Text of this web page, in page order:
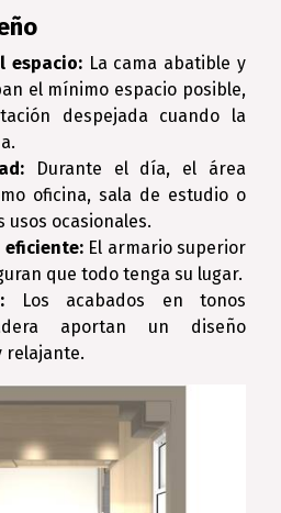
espacio:La cama abatible y
el mínimo espacio posible,
despejada cuando la
Durante el día, el área
oficina, sala de estudio o
usos ocasionales.
eficiente:El armario superior
que todo tenga su lugar.
Los acabados en tonos
aportan un diseño
relajante.